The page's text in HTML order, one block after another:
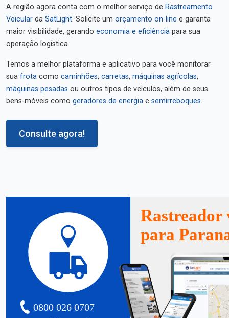
A região agora conta com o melhor serviço de Rastreamento
Veicular da SatLight. Solicite um orçamento on-line e garanta
maior visibilidade, gerando economia e eficiência para sua
operação logística.
Temos a melhor plataforma e aplicativo para você monitorar
sua frota como caminhões, carretas, máquinas agrícolas,
máquinas pesadas ou outros tipos de veículos, além de seus
bens-móveis como geradores de energia e semirreboques.
Consulte agora!
0800 026 0707
Rastreador
para